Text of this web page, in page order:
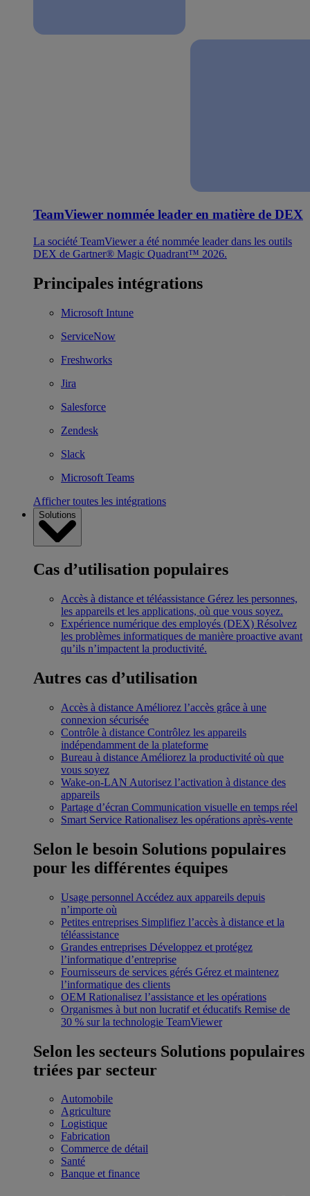
TeamViewer nommée leader en matière de DEX
La société TeamViewer a été nommée leader dans les outils
DEX de Gartner® Magic Quadrant™ 2026.
Principales intégrations
Microsoft Intune
ServiceNow
Freshworks
Jira
Salesforce
Zendesk
Slack
Microsoft Teams
Afficher toutes les intégrations
Solutions
Cas d’utilisation populaires
Accès à distance et téléassistance Gérez les personnes,
les appareils et les applications, où que vous soyez.
Expérience numérique des employés (DEX) Résolvez
les problèmes informatiques de manière proactive avant
qu’ils n’impactent la productivité.
Autres cas d’utilisation
Accès à distance Améliorez l’accès grâce à une
connexion sécurisée
Contrôle à distance Contrôlez les appareils
indépendamment de la plateforme
Bureau à distance Améliorez la productivité où que
vous soyez
Wake-on-LAN Autorisez l’activation à distance des
appareils
Partage d’écran Communication visuelle en temps réel
Smart Service Rationalisez les opérations après-vente
Selon le besoin Solutions populaires
pour les différentes équipes
Usage personnel Accédez aux appareils depuis
n’importe où
Petites entreprises Simplifiez l’accès à distance et la
téléassistance
Grandes entreprises Développez et protégez
l’informatique d’entreprise
Fournisseurs de services gérés Gérez et maintenez
l’informatique des clients
OEM Rationalisez l’assistance et les opérations
Organismes à but non lucratif et éducatifs Remise de
30 % sur la technologie TeamViewer
Selon les secteurs Solutions populaires
triées par secteur
Automobile
Agriculture
Logistique
Fabrication
Commerce de détail
Santé
Banque et finance